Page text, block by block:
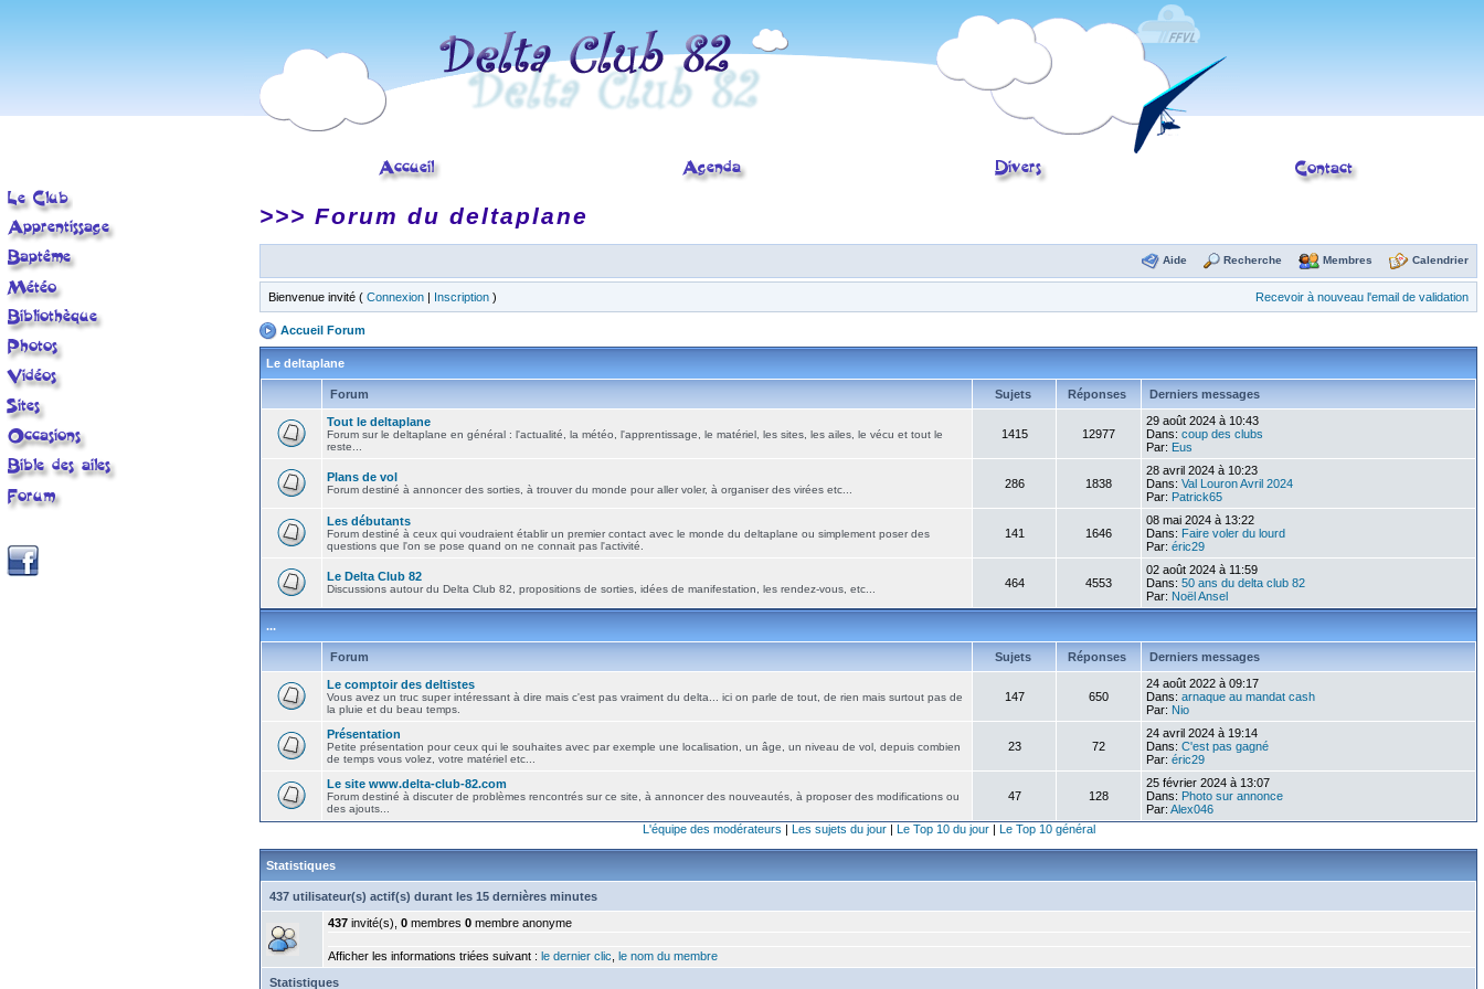
>>> Forum du deltaplane
Aide Recherche Membres Calendrier
Bienvenue invité ( Connexion | Inscription ) Recevoir à nouveau l'email de validation
Accueil Forum
Le deltaplane
Forum Sujets Réponses Derniers messages
Tout le deltaplane
Forum sur le deltaplane en général : l'actualité, la météo, l'apprentissage, le matériel, les sites, les ailes, le vécu et tout le
reste...
1415 12977
29 août 2024 à 10:43
Dans: coup des clubs
Par: Eus
Plans de vol
Forum destiné à annoncer des sorties, à trouver du monde pour aller voler, à organiser des virées etc... 286 1838
28 avril 2024 à 10:23
Dans: Val Louron Avril 2024
Par: Patrick65
Les débutants
Forum destiné à ceux qui voudraient établir un premier contact avec le monde du deltaplane ou simplement poser des
questions que l'on se pose quand on ne connait pas l'activité.
141 1646
08 mai 2024 à 13:22
Dans: Faire voler du lourd
Par: éric29
Le Delta Club 82
Discussions autour du Delta Club 82, propositions de sorties, idées de manifestation, les rendez-vous, etc... 464 4553
02 août 2024 à 11:59
Dans: 50 ans du delta club 82
Par: Noël Ansel
...
Forum Sujets Réponses Derniers messages
Le comptoir des deltistes
Vous avez un truc super intéressant à dire mais c'est pas vraiment du delta... ici on parle de tout, de rien mais surtout pas de
la pluie et du beau temps.
147 650
24 août 2022 à 09:17
Dans: arnaque au mandat cash
Par: Nio
Présentation
Petite présentation pour ceux qui le souhaites avec par exemple une localisation, un âge, un niveau de vol, depuis combien
de temps vous volez, votre matériel etc...
23 72
24 avril 2024 à 19:14
Dans: C'est pas gagné
Par: éric29
Le site www.delta-club-82.com
Forum destiné à discuter de problèmes rencontrés sur ce site, à annoncer des nouveautés, à proposer des modifications ou
des ajouts...
47 128
25 février 2024 à 13:07
Dans: Photo sur annonce
Par: Alex046
L'équipe des modérateurs | Les sujets du jour| Le Top 10 du jour| Le Top 10 général
Statistiques
437 utilisateur(s) actif(s) durant les 15 dernières minutes
437 invité(s), 0 membres 0 membre anonyme
Afficher les informations triées suivant : le dernier clic le nom du membre
Statistiques